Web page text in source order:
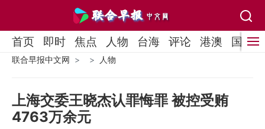
首页 即时 焦点 人物 台海 评论 港澳 国际
联合早报中文网 人物
上海交委王晓杰认罪悔罪 被控受贿
4763万余元